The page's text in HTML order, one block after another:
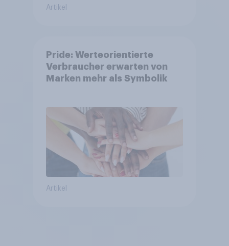
Artikel
Pride: Werteorientierte
Verbraucher erwarten von
Marken mehr als Symbolik
Artikel